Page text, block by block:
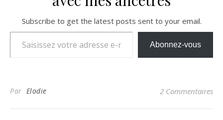
Subscribe to get the latest posts sent to your email.
Saisissez votre adresse e-mail…
Abonnez-vous
Par Elodie 2 Commentaires